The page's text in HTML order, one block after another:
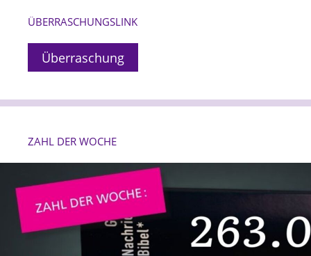
ÜBERRASCHUNGSLINK
Überraschung
ZAHL DER WOCHE